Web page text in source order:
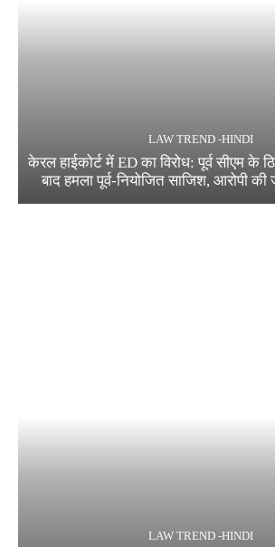
LAW TREND -HINDI
केरल हाईकोर्ट में ED का विरोध: पूर्व सीएम के
बाद हमला पूर्व-नियोजित साजिश, आरोपी की
LAW TREND -HINDI